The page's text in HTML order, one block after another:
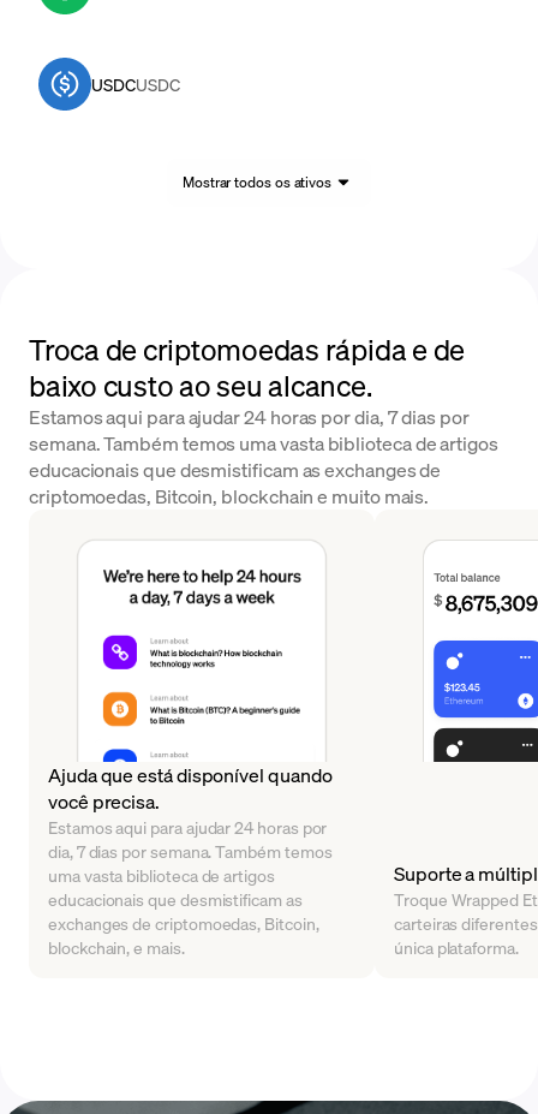
USDCUSDC
Mostrar todos os ativos
Troca de criptomoedas rápida e de
baixo custo ao seu alcance.
Estamos aqui para ajudar 24 horas por dia, 7 dias por
semana. Também temos uma vasta biblioteca de artigos
educacionais que desmistificam as exchanges de
criptomoedas, Bitcoin, blockchain e muito mais.
Ajuda que está disponível quando
você precisa.
Estamos aqui para ajudar 24 horas por
dia, 7 dias por semana. Também temos
uma vasta biblioteca de artigos
educacionais que desmistificam as
exchanges de criptomoedas, Bitcoin,
blockchain, e mais.
Suporte a
Troque Wrapped
carteiras
única plataforma.